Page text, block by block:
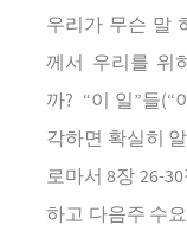
우리가 무슨 말
께서
우리를 위
까? “이 일”들(“이
각하면 확실히 알
로마서 8장 26-30
하고 다음주 수